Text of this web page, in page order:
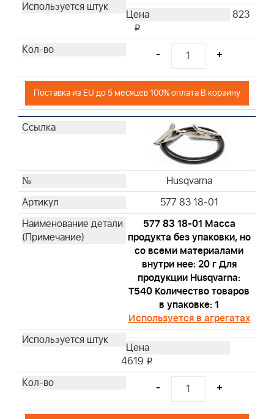
Husqvarna
Husqvarna
Husqvarna
Husqvarna
Husqvarna
Husqvarna
Husqvarna
Husqvarna
Husqvarna
Husqvarna
Husqvarna
Husqvarna
Husqvarna
Husqvarna
Husqvarna
Husqvarna
Husqvarna
Husqvarna
Husqvarna
Husqvarna
Husqvarna
823
i
- +
Поставка из EU до 5 месяцев 100% оплата В корзину
Husqvarna
577 83 18-01
577 83 18-01 Масса
продукта без упаковки, но
со всеми материалами
внутри нее: 20 г Для
продукции Husqvarna:
T540 Количество товаров
в упаковке: 1
Используется в агрегатах
4619 i
- +